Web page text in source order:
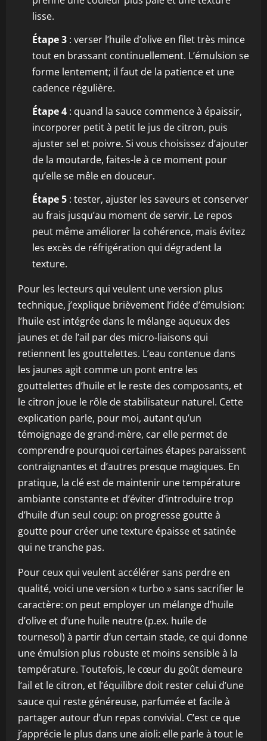
lisse.
Étape 3 : verser l’huile d’olive en filet très mince
tout en brassant continuellement. L’émulsion se
forme lentement; il faut de la patience et une
cadence régulière.
Étape 4 : quand la sauce commence à épaissir,
incorporer petit à petit le jus de citron, puis
ajuster sel et poivre. Si vous choisissez d’ajouter
de la moutarde, faites-le à ce moment pour
qu’elle se mêle en douceur.
Étape 5 : tester, ajuster les saveurs et conserver
au frais jusqu’au moment de servir. Le repos
peut même améliorer la cohérence, mais évitez
les excès de réfrigération qui dégradent la
texture.
Pour les lecteurs qui veulent une version plus
technique, j’explique brièvement l’idée d’émulsion:
l’huile est intégrée dans le mélange aqueux des
jaunes et de l’ail par des micro-liaisons qui
retiennent les gouttelettes. L’eau contenue dans
les jaunes agit comme un pont entre les
gouttelettes d’huile et le reste des composants, et
le citron joue le rôle de stabilisateur naturel. Cette
explication parle, pour moi, autant qu’un
témoignage de grand-mère, car elle permet de
comprendre pourquoi certaines étapes paraissent
contraignantes et d’autres presque magiques. En
pratique, la clé est de maintenir une température
ambiante constante et d’éviter d’introduire trop
d’huile d’un seul coup: on progresse goutte à
goutte pour créer une texture épaisse et satinée
qui ne tranche pas.
Pour ceux qui veulent accélérer sans perdre en
qualité, voici une version « turbo » sans sacrifier le
caractère: on peut employer un mélange d’huile
d’olive et d’une huile neutre (p.ex. huile de
tournesol) à partir d’un certain stade, ce qui donne
une émulsion plus robuste et moins sensible à la
température. Toutefois, le cœur du goût demeure
l’ail et le citron, et l’équilibre doit rester celui d’une
sauce qui reste généreuse, parfumée et facile à
partager autour d’un repas convivial. C’est ce que
j’apprécie le plus dans une aioli: elle parle à tout le